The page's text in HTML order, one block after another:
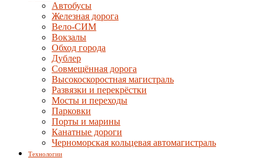
Автобусы
Железная дорога
Вело-СИМ
Вокзалы
Обход города
Дублер
Совмещённая дорога
Высокоскоростная магистраль
Развязки и перекрёстки
Мосты и переходы
Парковки
Порты и марины
Канатные дороги
Черноморская кольцевая автомагистраль
Технологии